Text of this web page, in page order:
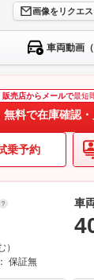
画像をリクエ
車両動画（
販売店からメールで最短
無料で在庫確認
乗予約
）
車
保証無